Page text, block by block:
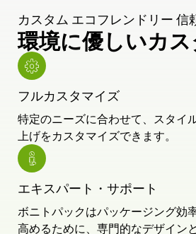
カスタム エコフレンドリー 信
環境に優しいカ
フルカスタマイズ
特定のニーズに合わせて、スタイ
上げをカスタマイズできます。
エキスパート・サポート
ボニトパックはパッケージング効
高めるために、専門的なデザイン